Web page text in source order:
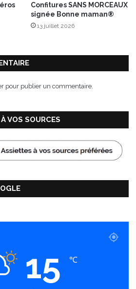
Confitures SANS MORCEAUX
signée Bonne maman®
13 juillet 2026
pour publier un commentaire.
VOS SOURCES
15 ℃